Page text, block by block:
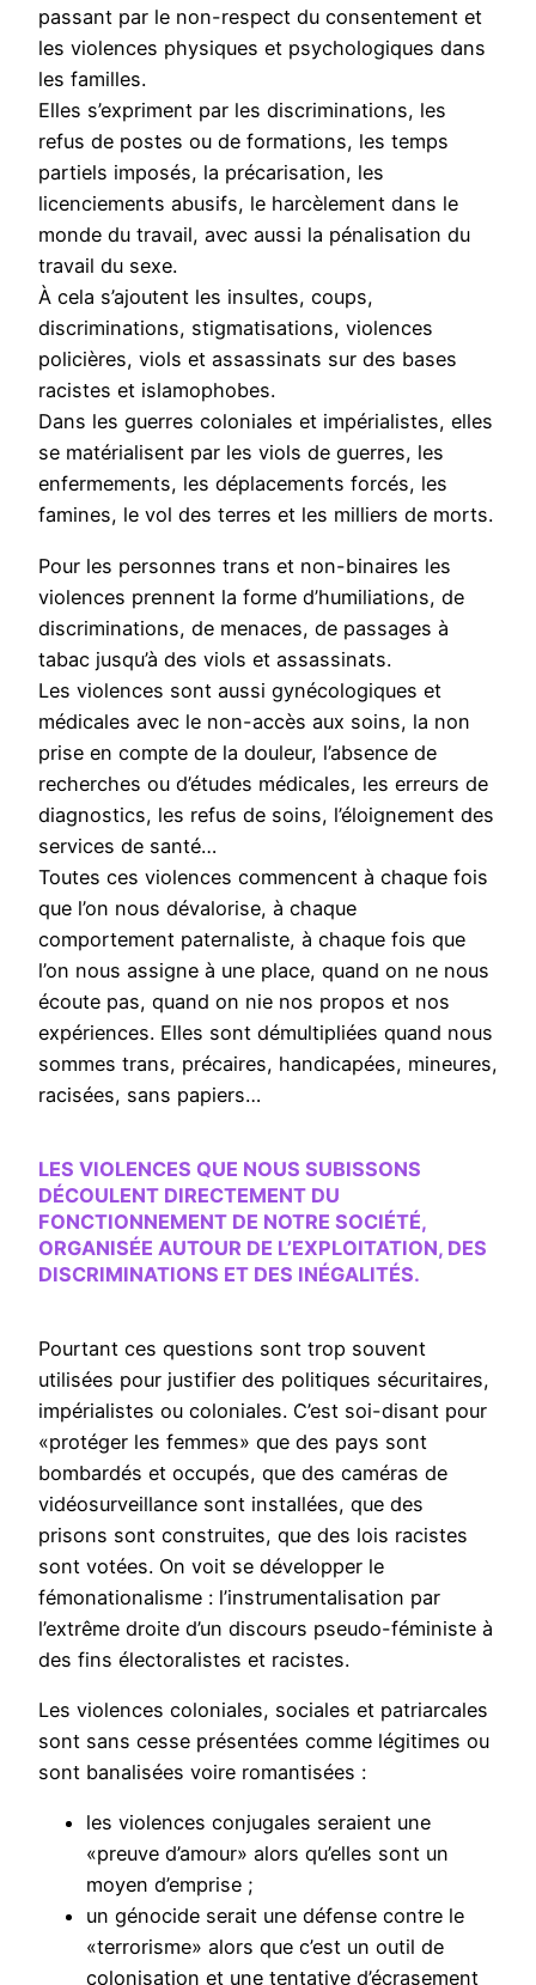
passant par le non-respect du consentement et
les violences physiques et psychologiques dans
les familles.
Elles s’expriment par les discriminations, les
refus de postes ou de formations, les temps
partiels imposés, la précarisation, les
licenciements abusifs, le harcèlement dans le
monde du travail, avec aussi la pénalisation du
travail du sexe.
À cela s’ajoutent les insultes, coups,
discriminations, stigmatisations, violences
policières, viols et assassinats sur des bases
racistes et islamophobes.
Dans les guerres coloniales et impérialistes, elles
se matérialisent par les viols de guerres, les
enfermements, les déplacements forcés, les
famines, le vol des terres et les milliers de morts.
Pour les personnes trans et non-binaires les
violences prennent la forme d’humiliations, de
discriminations, de menaces, de passages à
tabac jusqu’à des viols et assassinats.
Les violences sont aussi gynécologiques et
médicales avec le non-accès aux soins, la non
prise en compte de la douleur, l’absence de
recherches ou d’études médicales, les erreurs de
diagnostics, les refus de soins, l’éloignement des
services de santé…
Toutes ces violences commencent à chaque fois
que l’on nous dévalorise, à chaque
comportement paternaliste, à chaque fois que
l’on nous assigne à une place, quand on ne nous
écoute pas, quand on nie nos propos et nos
expériences. Elles sont démultipliées quand nous
sommes trans, précaires, handicapées, mineures,
racisées, sans papiers…
LES VIOLENCES QUE NOUS SUBISSONS
DÉCOULENT DIRECTEMENT DU
FONCTIONNEMENT DE NOTRE SOCIÉTÉ,
ORGANISÉE AUTOUR DE L’EXPLOITATION, DES
DISCRIMINATIONS ET DES INÉGALITÉS.
Pourtant ces questions sont trop souvent
utilisées pour justifier des politiques sécuritaires,
impérialistes ou coloniales. C’est soi-disant pour
«protéger les femmes» que des pays sont
bombardés et occupés, que des caméras de
vidéosurveillance sont installées, que des
prisons sont construites, que des lois racistes
sont votées. On voit se développer le
fémonationalisme : l’instrumentalisation par
l’extrême droite d’un discours pseudo-féministe à
des fins électoralistes et racistes.
Les violences coloniales, sociales et patriarcales
sont sans cesse présentées comme légitimes ou
sont banalisées voire romantisées :
les violences conjugales seraient une
«preuve d’amour» alors qu’elles sont un
moyen d’emprise ;
un génocide serait une défense contre le
«terrorisme» alors que c’est un outil de
colonisation et une tentative d’écrasement